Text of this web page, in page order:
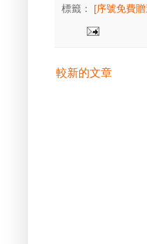
標籤： [序號免費
較新的文章